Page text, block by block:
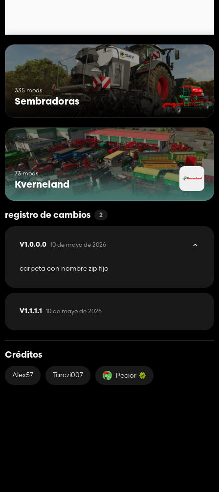
335 mods
Sembradoras
73 mods
Kverneland
registro de cambios 2
V1.0.0.0 10 de mayo de 2026
carpeta con nombre zip fijo
V1.1.1.1 10 de mayo de 2026
Créditos
Alex57 Tarczi007 Pecior